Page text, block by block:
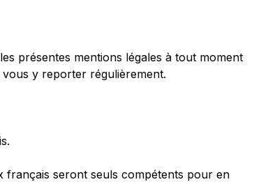
présentes mentions légales à tout moment
y reporter régulièrement.
français seront seuls compétents pour en